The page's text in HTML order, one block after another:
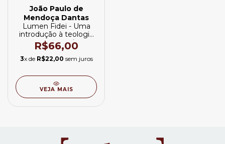
João Paulo de
Mendoça Dantas
Lumen Fidei - Uma
introdução à teologia
e outros escritos
R$66,00
3x de R$22,00 sem juros
VEJA MAIS